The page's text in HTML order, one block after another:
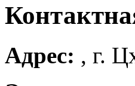
Адрес: , г.